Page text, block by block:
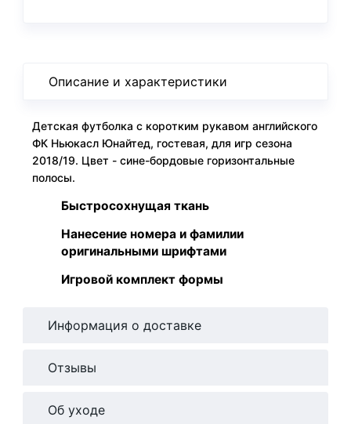
Описание и характеристики
Детская футболка с коротким рукавом английского
ФК Ньюкасл Юнайтед, гостевая, для игр сезона
2018/19. Цвет - сине-бордовые горизонтальные
полосы.
Быстросохнущая ткань
Нанесение номера и фамилии
оригинальными шрифтами
Игровой комплект формы
Информация о доставке
Отзывы
Об уходе